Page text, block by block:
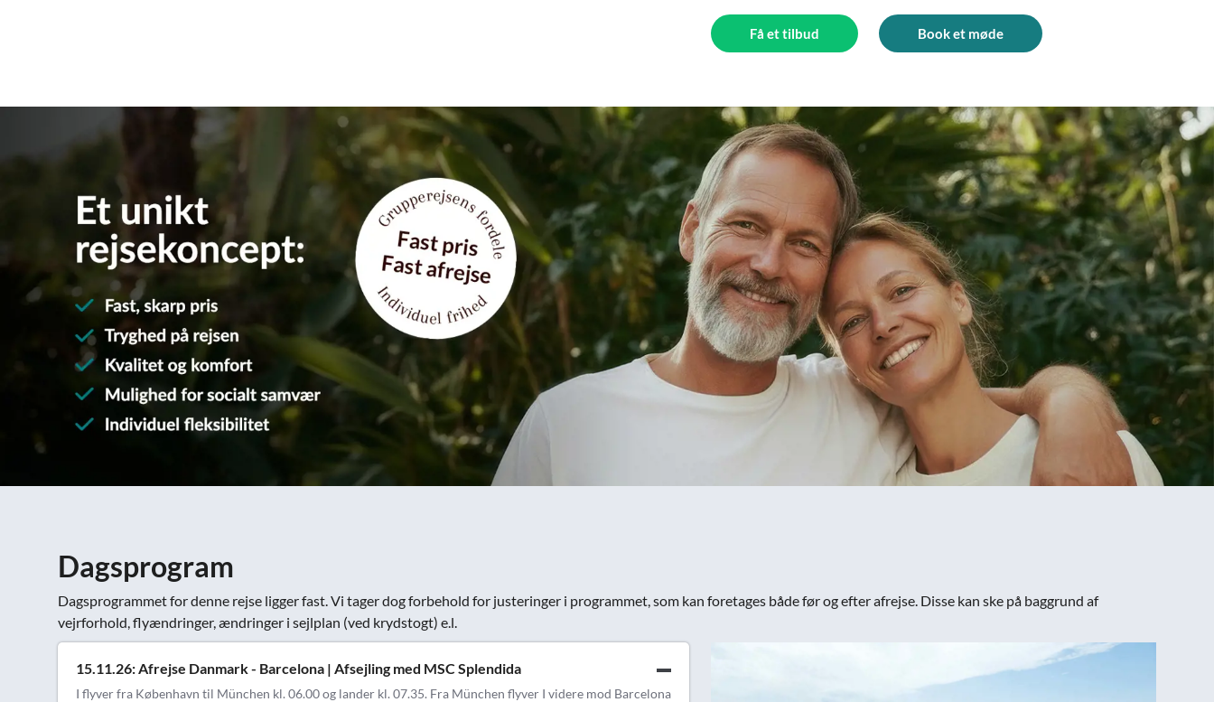
Få et tilbud Book et møde
Dagsprogram
Dagsprogrammet for denne rejse ligger fast. Vi tager dog forbehold for justeringer i programmet, som kan foretages både før og efter afrejse. Disse kan ske på baggrund af
vejrforhold, flyændringer, ændringer i sejlplan (ved krydstogt) e.l.
15.11.26: Afrejse Danmark - Barcelona | Afsejling med MSC Splendida
I flyver fra København til München kl. 06.00 og lander kl. 07.35. Fra München flyver I videre mod Barcelona